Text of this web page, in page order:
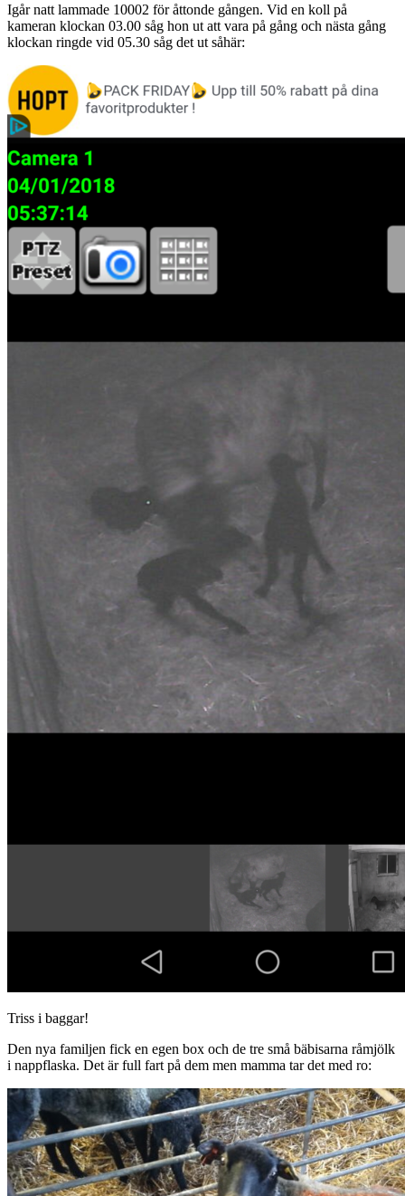
Igår natt lammade 10002 för åttonde gången. Vid en koll på
kameran klockan 03.00 såg hon ut att vara på gång och nästa gång
klockan ringde vid 05.30 såg det ut såhär:
Triss i baggar!
Den nya familjen fick en egen box och de tre små bäbisarna råmjölk
i nappflaska. Det är full fart på dem men mamma tar det med ro: